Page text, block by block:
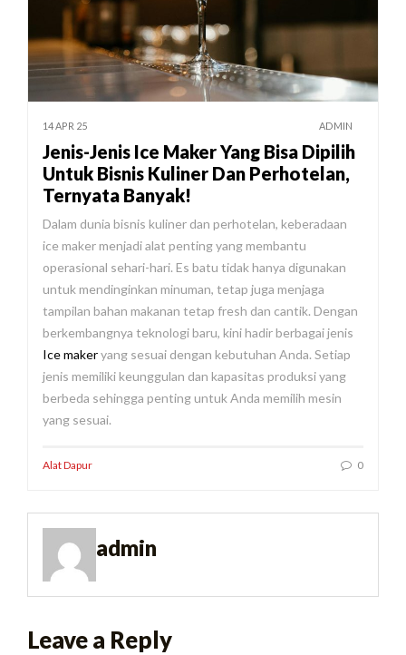
14 APR 25 ADMIN
Jenis-Jenis Ice Maker Yang Bisa Dipilih
Untuk Bisnis Kuliner Dan Perhotelan,
Ternyata Banyak!
Dalam dunia bisnis kuliner dan perhotelan, keberadaan
ice maker menjadi alat penting yang membantu
operasional sehari-hari. Es batu tidak hanya digunakan
untuk mendinginkan minuman, tetap juga menjaga
tampilan bahan makanan tetap fresh dan cantik. Dengan
berkembangnya teknologi baru, kini hadir berbagai jenis
Ice makeryang sesuai dengan kebutuhan Anda. Setiap
jenis memiliki keunggulan dan kapasitas produksi yang
berbeda sehingga penting untuk Anda memilih mesin
yang sesuai.
Alat Dapur 0
admin
Leave a Reply